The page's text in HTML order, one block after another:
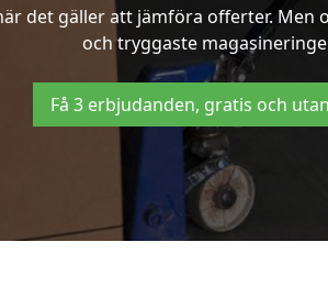
det gäller att jämföra offerter.
och tryggaste
Få 3 erbjudanden, gratis och